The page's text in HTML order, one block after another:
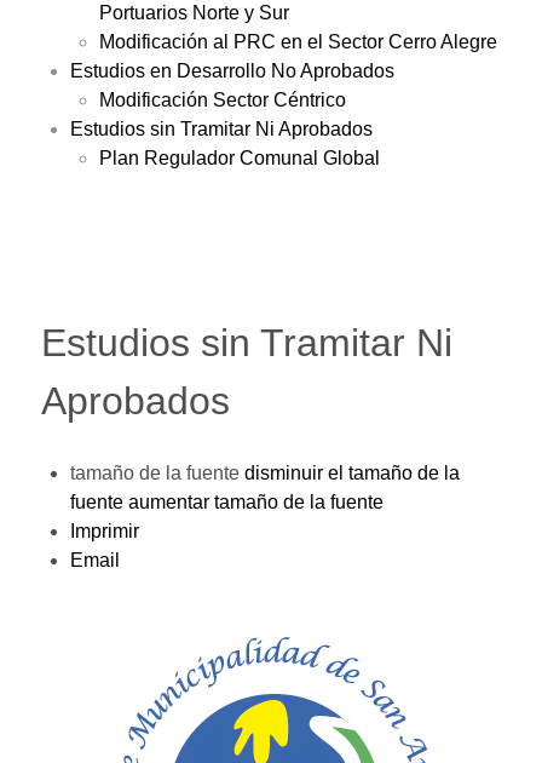
Portuarios Norte y Sur
Modificación al PRC en el Sector Cerro Alegre
Estudios en Desarrollo No Aprobados
Modificación Sector Céntrico
Estudios sin Tramitar Ni Aprobados
Plan Regulador Comunal Global
Estudios sin Tramitar Ni
Aprobados
tamaño de la fuente disminuir el tamaño de la
fuente aumentar tamaño de la fuente
Imprimir
Email